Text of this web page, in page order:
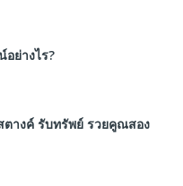
ย่างไร?
ตางค์ รับทรัพย์ รวยคูณสอง